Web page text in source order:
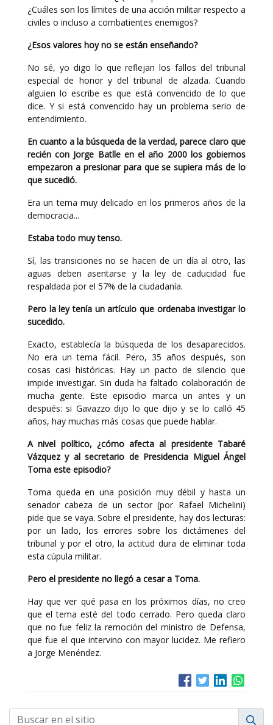
¿Cuáles son los límites de una acción militar respecto a
civiles o incluso a combatientes enemigos?
¿Esos valores hoy no se están enseñando?
No sé, yo digo lo que reflejan los fallos del tribunal
especial de honor y del tribunal de alzada. Cuando
alguien lo escribe es que está convencido de lo que
dice. Y si está convencido hay un problema serio de
entendimiento.
En cuanto a la búsqueda de la verdad, parece claro que
recién con Jorge Batlle en el año 2000 los gobiernos
empezaron a presionar para que se supiera más de lo
que sucedió.
Era un tema muy delicado en los primeros años de la
democracia...
Estaba todo muy tenso.
Sí, las transiciones no se hacen de un día al otro, las
aguas deben asentarse y la ley de caducidad fue
respaldada por el 57% de la ciudadanía.
Pero la ley tenía un artículo que ordenaba investigar lo
sucedido.
Exacto, establecía la búsqueda de los desaparecidos.
No era un tema fácil. Pero, 35 años después, son
cosas casi históricas. Hay un pacto de silencio que
impide investigar. Sin duda ha faltado colaboración de
mucha gente. Este episodio marca un antes y un
después: si Gavazzo dijo lo que dijo y se lo calló 45
años, hay muchas más cosas que puede hablar.
A nivel político, ¿cómo afecta al presidente Tabaré
Vázquez y al secretario de Presidencia Miguel Ángel
Toma este episodio?
Toma queda en una posición muy débil y hasta un
senador cabeza de un sector (por Rafael Michelini)
pide que se vaya. Sobre el presidente, hay dos lecturas:
por un lado, los errores sobre los dictámenes del
tribunal y por el otro, la actitud dura de eliminar toda
esta cúpula militar.
Pero el presidente no llegó a cesar a Toma.
Hay que ver qué pasa en los próximos días, no creo
que el tema esté del todo cerrado. Pero queda claro
que no fue feliz la remoción del ministro de Defensa,
que fue el que intervino con mayor lucidez. Me refiero
a Jorge Menéndez.